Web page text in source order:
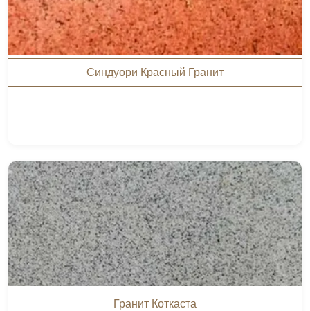
Синдуори Красный Гранит
Гранит Коткаста